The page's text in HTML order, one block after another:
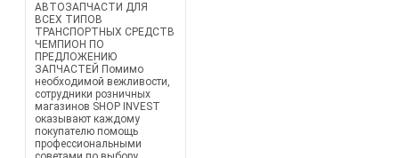
АВТОЗАПЧАСТИ ДЛЯ
ВСЕХ ТИПОВ
ТРАНСПОРТНЫХ СРЕДСТВ
ЧЕМПИОН ПО
ПРЕДЛОЖЕНИЮ
ЗАПЧАСТЕЙ Помимо
необходимой вежливости,
сотрудники розничных
магазинов SHOP INVEST
оказывают каждому
покупателю помощь
профессиональными